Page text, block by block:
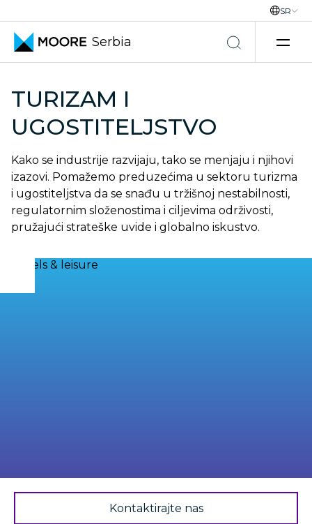
SR
Serbia
TURIZAM I
UGOSTITELJSTVO
Kako se industrije razvijaju, tako se menjaju i njihovi
izazovi. Pomažemo preduzećima u sektoru turizma
i ugostiteljstva da se snađu u tržišnoj nestabilnosti,
regulatornim složenostima i ciljevima održivosti,
pružajući strateške uvide i globalno iskustvo.
Kontaktirajte nas